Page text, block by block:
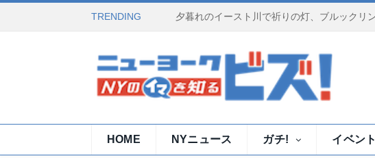
TRENDING
HOME NYニュース ガチ! イベント